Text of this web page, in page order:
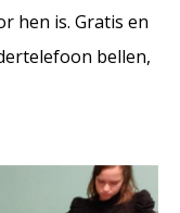
hen is. Gratis en
bellen,